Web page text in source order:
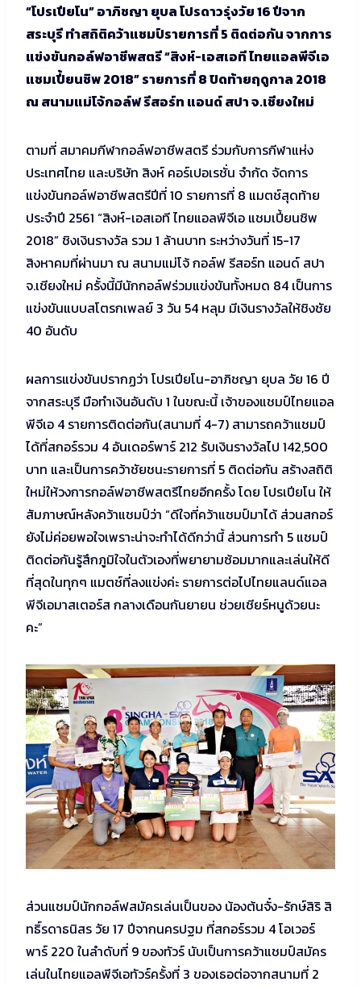
“โปรเปียโน” อาภิชญา ยุบล โปรดาวรุ่งวัย 16 ปีจาก
สระบุรี ทำสถิติคว้าแชมป์รายการที่ 5 ติดต่อกัน จากการ
แข่งขันกอล์ฟอาชีพสตรี “สิงห์-เอสเอที ไทยแอลพีจีเอ
แชมเปี้ยนชิพ 2018” รายการที่ 8 ปิดท้ายฤดูกาล 2018
ณ สนามแม่โจ้กอล์ฟ รีสอร์ท แอนด์ สปา จ.เชียงใหม่
ตามที่ สมาคมกีฬากอล์ฟอาชีพสตรี ร่วมกับการกีฬาแห่ง
ประเทศไทย และบริษัท สิงห์ คอร์เปอเรชั่น จำกัด จัดการ
แข่งขันกอล์ฟอาชีพสตรีปีที่ 10 รายการที่ 8 แมตช์สุดท้าย
ประจำปี 2561 “สิงห์-เอสเอที ไทยแอลพีจีเอ แชมเปี้ยนชิพ
2018” ชิงเงินรางวัล รวม 1 ล้านบาท ระหว่างวันที่ 15-17
สิงหาคมที่ผ่านมา ณ สนามแม่โจ้ กอล์ฟ รีสอร์ท แอนด์ สปา
จ.เชียงใหม่ ครั้งนี้มีนักกอล์ฟร่วมแข่งขันทั้งหมด 84 เป็นการ
แข่งขันแบบสโตรกเพลย์ 3 วัน 54 หลุม มีเงินรางวัลให้ชิงชัย
40 อันดับ
ผลการแข่งขันปรากฏว่า โปรเปียโน-อาภิชญา ยุบล วัย 16 ปี
จากสระบุรี มือทำเงินอันดับ 1 ในขณะนี้ เจ้าของแชมป์ไทยแอล
พีจีเอ 4 รายการติดต่อกัน(สนามที่ 4-7) สามารถคว้าแชมป์
ได้ที่สกอร์รวม 4 อันเดอร์พาร์ 212 รับเงินรางวัลไป 142,500
บาท และเป็นการคว้าชัยชนะรายการที่ 5 ติดต่อกัน สร้างสถิติ
ใหม่ให้วงการกอล์ฟอาชีพสตรีไทยอีกครั้ง โดย โปรเปียโน ให้
สัมภาษณ์หลังคว้าแชมป์ว่า “ดีใจที่คว้าแชมป์มาได้ ส่วนสกอร์
ยังไม่ค่อยพอใจเพราะน่าจะทำได้ดีกว่านี้ ส่วนการทำ 5 แชมป์
ติดต่อกันรู้สึกภูมิใจในตัวเองที่พยายามซ้อมมากและเล่นให้ดี
ที่สุดในทุกๆ แมตช์ที่ลงแข่งค่ะ รายการต่อไปไทยแลนด์แอล
พีจีเอมาสเตอร์ส กลางเดือนกันยายน ช่วยเชียร์หนูด้วยนะ
คะ”
ส่วนแชมป์นักกอล์ฟสมัครเล่นเป็นของ น้องต้นจั๋ง-รักษ์สิริ สิ
ทธิ์รดาธนิสร วัย 17 ปีจากนครปฐม ที่สกอร์รวม 4 โอเวอร์
พาร์ 220 ในลำดับที่ 9 ของทัวร์ นับเป็นการคว้าแชมป์สมัคร
เล่นในไทยแอลพีจีเอทัวร์ครั้งที่ 3 ของเธอต่อจากสนามที่ 2